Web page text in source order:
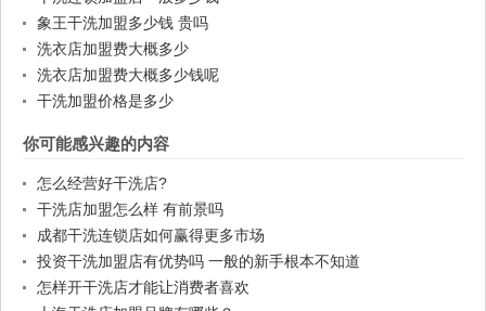
象王干洗加盟多少钱 贵吗
洗衣店加盟费大概多少
洗衣店加盟费大概多少钱呢
干洗加盟价格是多少
你可能感兴趣的内容
怎么经营好干洗店?
干洗店加盟怎么样 有前景吗
成都干洗连锁店如何赢得更多市场
投资干洗加盟店有优势吗 一般的新手根本不知道
怎样开干洗店才能让消费者喜欢